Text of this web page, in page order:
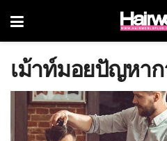
เม้าท์มอยปัญหา